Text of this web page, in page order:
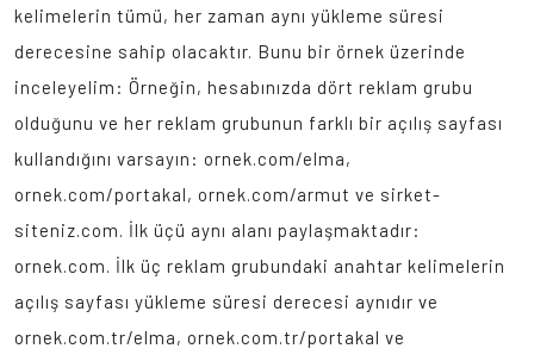
kelimelerin tümü, her zaman aynı yükleme süresi
derecesine sahip olacaktır. Bunu bir örnek üzerinde
inceleyelim: Örneğin, hesabınızda dört reklam grubu
olduğunu ve her reklam grubunun farklı bir açılış sayfası
kullandığını varsayın: ornek.com/elma,
ornek.com/portakal, ornek.com/armut ve sirket-
siteniz.com. İlk üçü aynı alanı paylaşmaktadır:
ornek.com. İlk üç reklam grubundaki anahtar kelimelerin
açılış sayfası yükleme süresi derecesi aynıdır ve
ornek.com.tr/elma, ornek.com.tr/portakal ve